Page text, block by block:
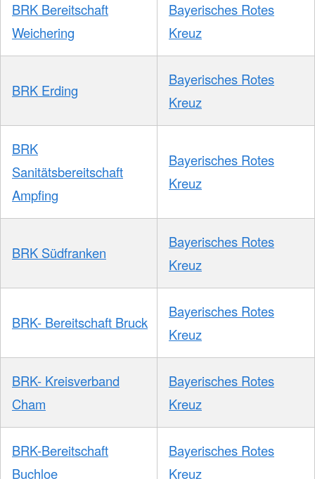
BRK Bereitschaft
Weichering
Bayerisches Rotes
Kreuz
BRK Erding
Bayerisches Rotes
Kreuz
BRK
Sanitätsbereitschaft
Ampfing
Bayerisches Rotes
Kreuz
BRK Südfranken
Bayerisches Rotes
Kreuz
BRK- Bereitschaft Bruck
Bayerisches Rotes
Kreuz
BRK- Kreisverband
Cham
Bayerisches Rotes
Kreuz
BRK-Bereitschaft
Buchloe
Bayerisches Rotes
Kreuz